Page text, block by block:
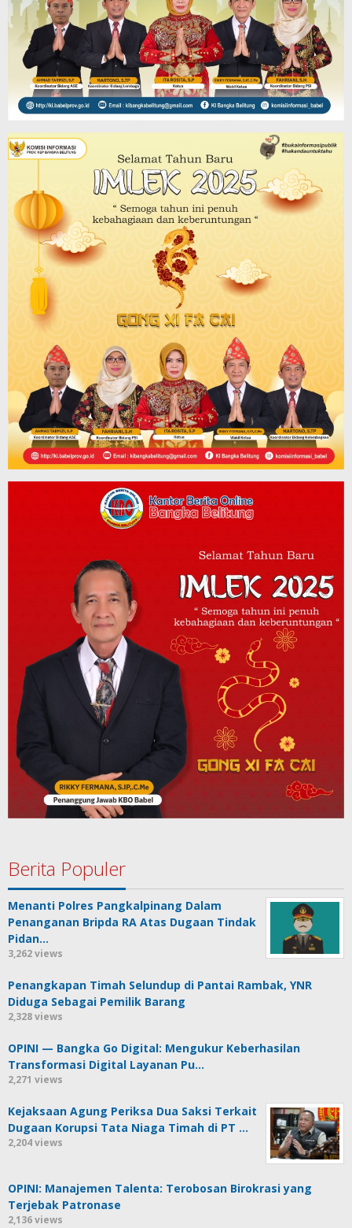
Berita Populer
Menanti Polres Pangkalpinang Dalam
Penanganan Bripda RA Atas Dugaan Tindak
Pidan…
3,262 views
Penangkapan Timah Selundup di Pantai Rambak, YNR
Diduga Sebagai Pemilik Barang
2,328 views
OPINI — Bangka Go Digital: Mengukur Keberhasilan
Transformasi Digital Layanan Pu…
2,271 views
Kejaksaan Agung Periksa Dua Saksi Terkait
Dugaan Korupsi Tata Niaga Timah di PT …
2,204 views
OPINI: Manajemen Talenta: Terobosan Birokrasi yang
Terjebak Patronase
2,136 views